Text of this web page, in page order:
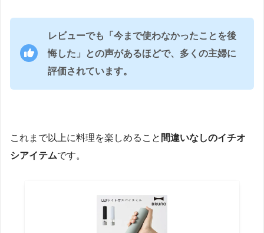
レビューでも「今まで使わなかったことを後
悔した」との声があるほどで、多くの主婦に
評価されています。
これまで以上に料理を楽しめること 間違いなしのイチオ
シアイテムです。